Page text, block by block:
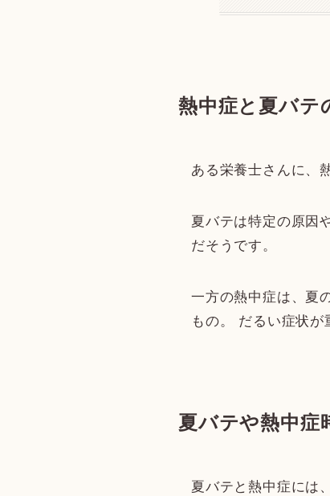
熱中症と夏バテ
ある栄養士さんに、
夏バテは特定の原因
だそうです。
一方の熱中症は、夏
もの。 だるい症状が
夏バテや熱中症
夏バテと熱中症には